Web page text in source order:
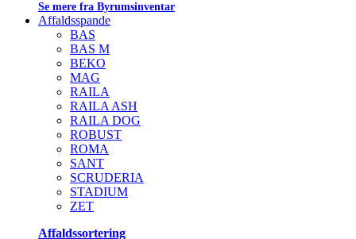
Se mere fra Byrumsinventar
Affaldsspande
BAS
BAS M
BEKO
MAG
RAILA
RAILA ASH
RAILA DOG
ROBUST
ROMA
SANT
SCRUDERIA
STADIUM
ZET
Affaldssortering